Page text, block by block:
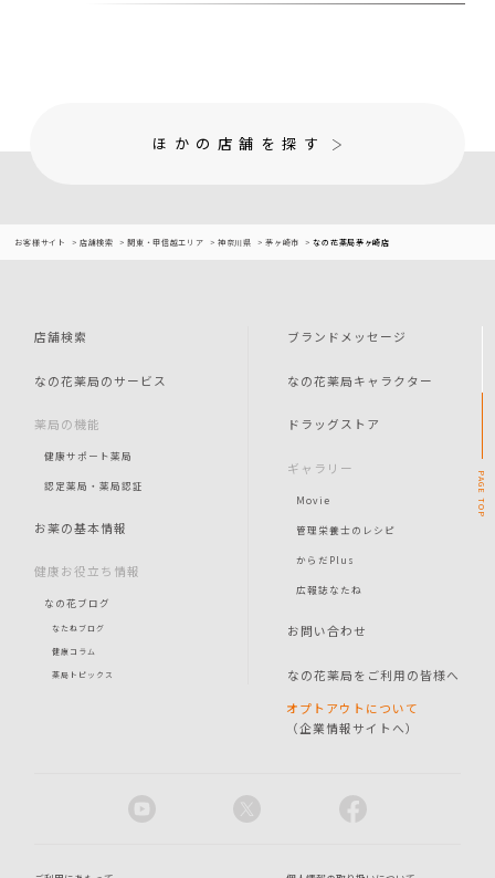
ほかの店舗を探す
お客様サイト 店舗検索 関東・甲信越エリア 神奈川県 茅ヶ崎市 なの花薬局茅ヶ崎店
店舗検索
なの花薬局のサービス
薬局の機能
健康サポート薬局
認定薬局・薬局認証
お薬の基本情報
健康お役立ち情報
なの花ブログ
なたねブログ
健康コラム
薬局トピックス
ブランドメッセージ
なの花薬局キャラクター
ドラッグストア
ギャラリー
Movie
管理栄養士のレシピ
からだPlus
広報誌なたね
お問い合わせ
なの花薬局をご利用の皆様へ
オプトアウトについて
（企業情報サイトへ）
PAGE
TOP